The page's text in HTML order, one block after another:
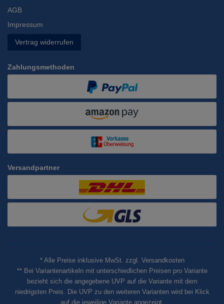
AGB
Impressum
Vertrag widerrufen
Zahlungsmethoden
Versandpartner
* Alle Preise inklusive MwSt. zzgl. Versandkosten
** Bei Variantenartikeln mit unterschiedlichen Preisen pro Variante
bezieht sich die angegebene UVP auf die Variante mit dem
niedrigsten Preis. Die UVP zu den weiteren Varianten wird bei Klick
auf die jeweilige Variante angezeigt.